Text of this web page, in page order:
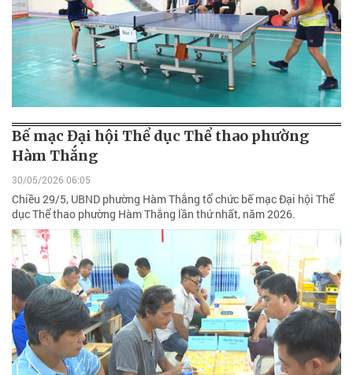
Bế mạc Đại hội Thể dục Thể thao phường
Hàm Thắng
30/05/2026 06:05
Chiều 29/5, UBND phường Hàm Thắng tổ chức bế mạc Đại hội Thể
dục Thể thao phường Hàm Thắng lần thứ nhất, năm 2026.